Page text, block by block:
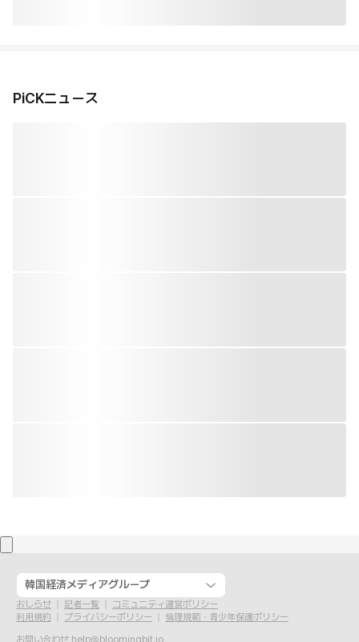
PiCKニュース
韓国経済メディアグループ
おしらせ 記者一覧
コミュニティ運営ポリシー
利用規約
プライバシーポリシー
倫理規範・青少年保護ポリシー
お問い合わせ help@bloomingbit.io